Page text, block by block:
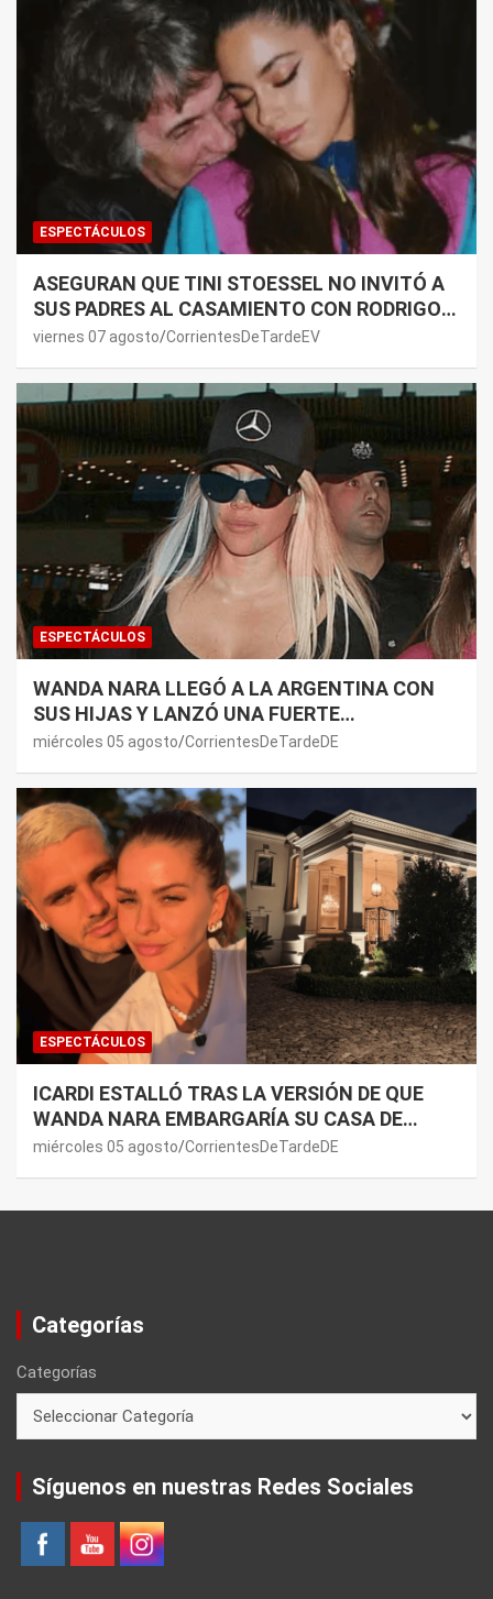
ESPECTÁCULOS
ASEGURAN QUE TINI STOESSEL NO INVITÓ A
SUS PADRES AL CASAMIENTO CON RODRIGO
DE PAUL: LOS MOTIVOS
viernes 07 agosto CorrientesDeTardeEV
ESPECTÁCULOS
WANDA NARA LLEGÓ A LA ARGENTINA CON
SUS HIJAS Y LANZÓ UNA FUERTE
PREMONICIÓN SOBRE MAURO ICARDI
miércoles 05 agosto CorrientesDeTardeDE
ESPECTÁCULOS
ICARDI ESTALLÓ TRAS LA VERSIÓN DE QUE
WANDA NARA EMBARGARÍA SU CASA DE
NORDELTA: “NECESITAN RASCAR DE ALGÚN
miércoles 05 agosto CorrientesDeTardeDE
Categorías
Categorías
Síguenos en nuestras Redes Sociales